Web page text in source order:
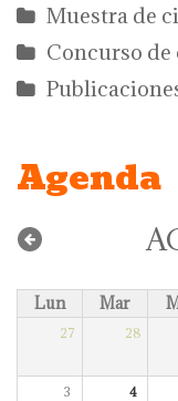
Muestra de
Concurso de
Agenda
Lun Mar
27 28
3 4